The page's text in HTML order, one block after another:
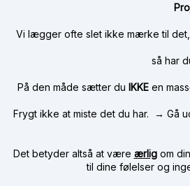
Vi lægger ofte slet ikke mærke til
så har
På den måde sætter du IKKEen
Frygt ikke at miste det du har. → Gå
Det betyder altså at være ærligom
til dine følelser og